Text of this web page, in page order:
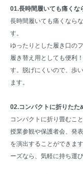
01.長時間履いても痛くな
長時間履いても痛くなら
す。
ゆったりとした履き口の
履き替え用としても便利
す。脱げにくいので、歩
ます。
02.コンパクトに折りたた
コンパクトに折り畳むこ
授業参観や保護者会、発
を演出することができま
ーズなら、気軽に持ち運